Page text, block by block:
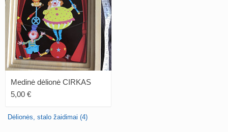
Medinė dėlionė CIRKAS
5,00 €
Dėlionės, stalo žaidimai (4)